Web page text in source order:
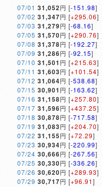
07/01 31,052円 [-151.98]
07/02 31,347円 [+295.06]
07/03 31,279円 [-68.16]
07/05 31,570円 [+290.76]
07/08 31,378円 [-192.27]
07/09 31,286円 [-92.15]
07/10 31,501 円 [+215.63]
07/11 31,603円 [+101.54]
07/12 31,064円 [-538.68]
07/15 30,901 円 [-163.62]
07/16 31,158円 [+257.80]
07/17 31,596円 [+437.25]
07/18 30,878円 [-717.58]
07/19 31,083円 [+204.70]
07/22 31,155円 [+72.29]
07/23 30,934円 [-220.99]
07/24 30,666円 [-267.56]
07/25 30,330円 [-336.26]
07/26 30,620円 [+289.93]
07/29 30,717円 [+96.91]